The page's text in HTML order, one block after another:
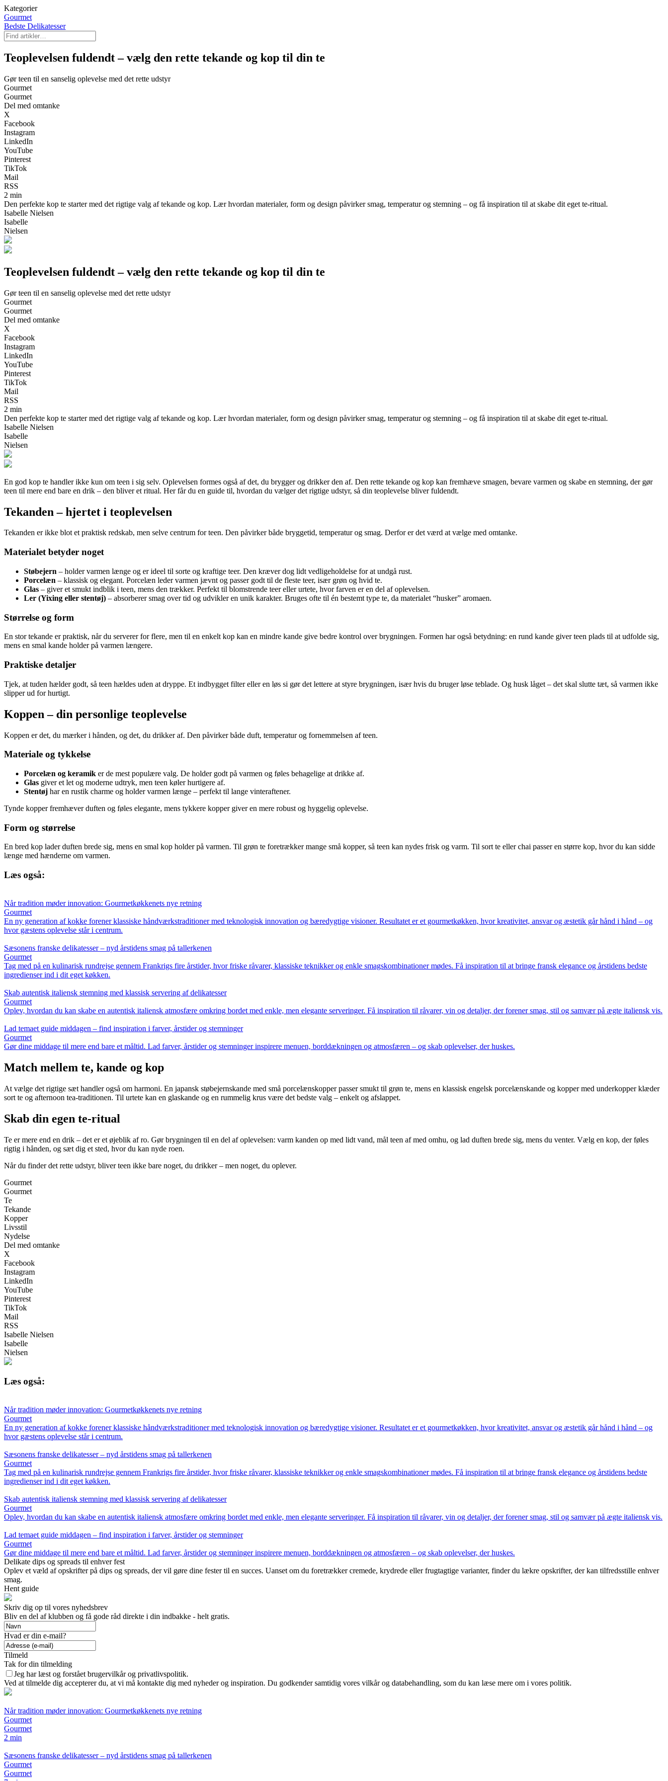
Kategorier
Gourmet
Bedste Delikatesser
Teoplevelsen fuldendt – vælg den rette tekande og kop til din te
Gør teen til en sanselig oplevelse med det rette udstyr
Gourmet
Gourmet
Del med omtanke
X
Facebook
Instagram
LinkedIn
YouTube
Pinterest
TikTok
Mail
RSS
2 min
Den perfekte kop te starter med det rigtige valg af tekande og kop. Lær hvordan materialer, form og design påvirker smag, temperatur og stemning – og få inspiration til at skabe dit eget te-ritual.
Isabelle Nielsen
Isabelle
Nielsen
Teoplevelsen fuldendt – vælg den rette tekande og kop til din te
Gør teen til en sanselig oplevelse med det rette udstyr
Gourmet
Gourmet
Del med omtanke
X
Facebook
Instagram
LinkedIn
YouTube
Pinterest
TikTok
Mail
RSS
2 min
Den perfekte kop te starter med det rigtige valg af tekande og kop. Lær hvordan materialer, form og design påvirker smag, temperatur og stemning – og få inspiration til at skabe dit eget te-ritual.
Isabelle Nielsen
Isabelle
Nielsen
En god kop te handler ikke kun om teen i sig selv. Oplevelsen formes også af det, du brygger og drikker den af. Den rette tekande og kop kan fremhæve smagen, bevare varmen og skabe en stemning, der gør
teen til mere end bare en drik – den bliver et ritual. Her får du en guide til, hvordan du vælger det rigtige udstyr, så din teoplevelse bliver fuldendt.
Tekanden – hjertet i teoplevelsen
Tekanden er ikke blot et praktisk redskab, men selve centrum for teen. Den påvirker både bryggetid, temperatur og smag. Derfor er det værd at vælge med omtanke.
Materialet betyder noget
Støbejern – holder varmen længe og er ideel til sorte og kraftige teer. Den kræver dog lidt vedligeholdelse for at undgå rust.
Porcelæn – klassisk og elegant. Porcelæn leder varmen jævnt og passer godt til de fleste teer, især grøn og hvid te.
Glas – giver et smukt indblik i teen, mens den trækker. Perfekt til blomstrende teer eller urtete, hvor farven er en del af oplevelsen.
Ler (Yixing eller stentøj) – absorberer smag over tid og udvikler en unik karakter. Bruges ofte til én bestemt type te, da materialet “husker” aromaen.
Størrelse og form
En stor tekande er praktisk, når du serverer for flere, men til en enkelt kop kan en mindre kande give bedre kontrol over brygningen. Formen har også betydning: en rund kande giver teen plads til at udfolde sig,
mens en smal kande holder på varmen længere.
Praktiske detaljer
Tjek, at tuden hælder godt, så teen hældes uden at dryppe. Et indbygget filter eller en løs si gør det lettere at styre brygningen, især hvis du bruger løse teblade. Og husk låget – det skal slutte tæt, så varmen ikke
slipper ud for hurtigt.
Koppen – din personlige teoplevelse
Koppen er det, du mærker i hånden, og det, du drikker af. Den påvirker både duft, temperatur og fornemmelsen af teen.
Materiale og tykkelse
Porcelæn og keramik er de mest populære valg. De holder godt på varmen og føles behagelige at drikke af.
Glas giver et let og moderne udtryk, men teen køler hurtigere af.
Stentøj har en rustik charme og holder varmen længe – perfekt til lange vinteraftener.
Tynde kopper fremhæver duften og føles elegante, mens tykkere kopper giver en mere robust og hyggelig oplevelse.
Form og størrelse
En bred kop lader duften brede sig, mens en smal kop holder på varmen. Til grøn te foretrækker mange små kopper, så teen kan nydes frisk og varm. Til sort te eller chai passer en større kop, hvor du kan sidde
længe med hænderne om varmen.
Læs også:
Når tradition møder innovation: Gourmetkøkkenets nye retning
Gourmet
En ny generation af kokke forener klassiske håndværkstraditioner med teknologisk innovation og bæredygtige visioner. Resultatet er et gourmetkøkken, hvor kreativitet, ansvar og æstetik går hånd i hånd – og
hvor gæstens oplevelse står i centrum.
Sæsonens franske delikatesser – nyd årstidens smag på tallerkenen
Gourmet
Tag med på en kulinarisk rundrejse gennem Frankrigs fire årstider, hvor friske råvarer, klassiske teknikker og enkle smagskombinationer mødes. Få inspiration til at bringe fransk elegance og årstidens bedste
ingredienser ind i dit eget køkken.
Skab autentisk italiensk stemning med klassisk servering af delikatesser
Gourmet
Oplev, hvordan du kan skabe en autentisk italiensk atmosfære omkring bordet med enkle, men elegante serveringer. Få inspiration til råvarer, vin og detaljer, der forener smag, stil og samvær på ægte italiensk vis.
Lad temaet guide middagen – find inspiration i farver, årstider og stemninger
Gourmet
Gør dine middage til mere end bare et måltid. Lad farver, årstider og stemninger inspirere menuen, borddækningen og atmosfæren – og skab oplevelser, der huskes.
Match mellem te, kande og kop
At vælge det rigtige sæt handler også om harmoni. En japansk støbejernskande med små porcelænskopper passer smukt til grøn te, mens en klassisk engelsk porcelænskande og kopper med underkopper klæder
sort te og afternoon tea-traditionen. Til urtete kan en glaskande og en rummelig krus være det bedste valg – enkelt og afslappet.
Skab din egen te-ritual
Te er mere end en drik – det er et øjeblik af ro. Gør brygningen til en del af oplevelsen: varm kanden op med lidt vand, mål teen af med omhu, og lad duften brede sig, mens du venter. Vælg en kop, der føles
rigtig i hånden, og sæt dig et sted, hvor du kan nyde roen.
Når du finder det rette udstyr, bliver teen ikke bare noget, du drikker – men noget, du oplever.
Gourmet
Gourmet
Te
Tekande
Kopper
Livsstil
Nydelse
Del med omtanke
X
Facebook
Instagram
LinkedIn
YouTube
Pinterest
TikTok
Mail
RSS
Isabelle Nielsen
Isabelle
Nielsen
Læs også:
Når tradition møder innovation: Gourmetkøkkenets nye retning
Gourmet
En ny generation af kokke forener klassiske håndværkstraditioner med teknologisk innovation og bæredygtige visioner. Resultatet er et gourmetkøkken, hvor kreativitet, ansvar og æstetik går hånd i hånd – og
hvor gæstens oplevelse står i centrum.
Sæsonens franske delikatesser – nyd årstidens smag på tallerkenen
Gourmet
Tag med på en kulinarisk rundrejse gennem Frankrigs fire årstider, hvor friske råvarer, klassiske teknikker og enkle smagskombinationer mødes. Få inspiration til at bringe fransk elegance og årstidens bedste
ingredienser ind i dit eget køkken.
Skab autentisk italiensk stemning med klassisk servering af delikatesser
Gourmet
Oplev, hvordan du kan skabe en autentisk italiensk atmosfære omkring bordet med enkle, men elegante serveringer. Få inspiration til råvarer, vin og detaljer, der forener smag, stil og samvær på ægte italiensk vis.
Lad temaet guide middagen – find inspiration i farver, årstider og stemninger
Gourmet
Gør dine middage til mere end bare et måltid. Lad farver, årstider og stemninger inspirere menuen, borddækningen og atmosfæren – og skab oplevelser, der huskes.
Delikate dips og spreads til enhver fest
Oplev et væld af opskrifter på dips og spreads, der vil gøre dine fester til en succes. Uanset om du foretrækker cremede, krydrede eller frugtagtige varianter, finder du lækre opskrifter, der kan tilfredsstille enhver
smag.
Hent guide
Skriv dig op til vores nyhedsbrev
Bliv en del af klubben og få gode råd direkte i din indbakke - helt gratis.
Hvad er din e-mail?
Tilmeld
Tak for din tilmelding
Jeg har læst og forstået brugervilkår og privatlivspolitik.
Ved at tilmelde dig accepterer du, at vi må kontakte dig med nyheder og inspiration. Du godkender samtidig vores vilkår og databehandling, som du kan læse mere om i vores politik.
Når tradition møder innovation: Gourmetkøkkenets nye retning
Gourmet
Gourmet
2 min
Sæsonens franske delikatesser – nyd årstidens smag på tallerkenen
Gourmet
Gourmet